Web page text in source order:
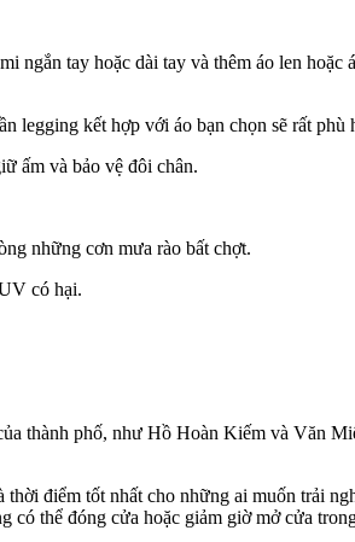
ngắn tay hoặc dài tay và thêm áo len hoặc
legging kết hợp với áo bạn chọn sẽ rất phù
ấm và bảo vệ đôi chân.
những cơn mưa rào bất chợt.
có hại.
thành phố, như Hồ Hoàn Kiếm và Văn
điểm tốt nhất cho những ai muốn trải
thể đóng cửa hoặc giảm giờ mở cửa